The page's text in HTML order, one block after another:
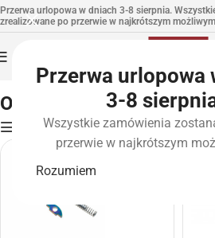
Przerwa urlopowa
3-8
Wszystkie zamówienia
przerwie w najkrótszym
Rozumiem
Przerwa urlopowa w dniach 3-8 sierpnia.
zrealizowane po przerwie w najkrótszym
Strona główna»Atrybut produktu:
Oliv
Filters
-2